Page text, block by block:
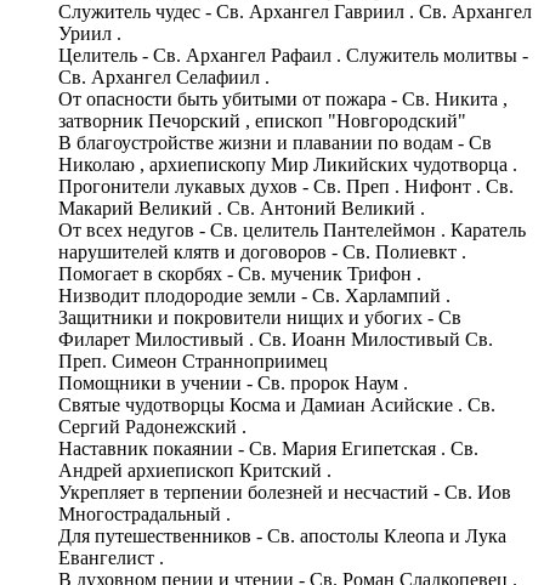
Служитель чудес - Св. Архангел Гавриил . Св. Архангел
Уриил .
Целитель - Св. Архангел Рафаил . Служитель молитвы -
Св. Архангел Селафиил .
От опасности быть убитыми от пожара - Св. Никита ,
затворник Печорский , епископ "Новгородский"
В благоустройстве жизни и плавании по водам - Св
Николаю , архиепископу Мир Ликийских чудотворца .
Прогонители лукавых духов - Св. Преп . Нифонт . Св.
Макарий Великий . Св. Антоний Великий .
От всех недугов - Св. целитель Пантелеймон . Каратель
нарушителей клятв и договоров - Св. Полиевкт .
Помогает в скорбях - Св. мученик Трифон .
Низводит плодородие земли - Св. Харлампий .
Защитники и покровители нищих и убогих - Св
Филарет Милостивый . Св. Иоанн Милостивый Св.
Преп. Симеон Странноприимец
Помощники в учении - Св. пророк Наум .
Святые чудотворцы Косма и Дамиан Асийские . Св.
Сергий Радонежский .
Наставник покаянии - Св. Мария Египетская . Св.
Андрей архиепископ Критский .
Укрепляет в терпении болезней и несчастий - Св. Иов
Многострадальный .
Для путешественников - Св. апостолы Клеопа и Лука
Евангелист .
В духовном пении и чтении - Св. Роман Сладкопевец .